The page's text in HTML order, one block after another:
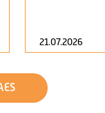
21.07.2026